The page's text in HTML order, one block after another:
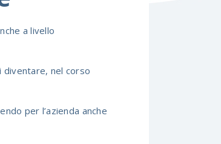
a livello
nel corso
per l’azienda anche